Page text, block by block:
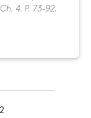
4. P. 73-92.